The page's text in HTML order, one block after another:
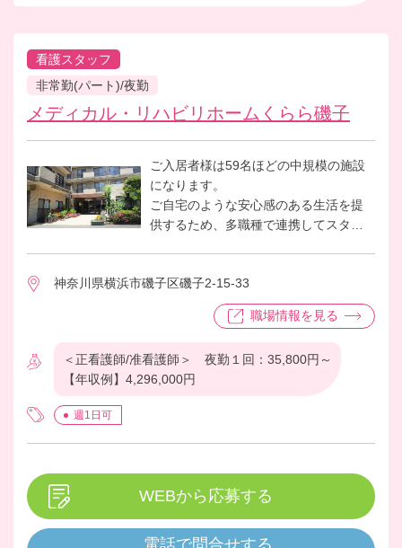
看護スタッフ
非常勤(パート)/夜勤
メディカル・リハビリホームくらら磯子
ご入居者様は59名ほどの中規模の施設
になります。
ご自宅のような安心感のある生活を提
供するため、多職種で連携してスタッ
されていますが、メディカルホームで
すので、医療的なお手伝いが必要な方
もいらっしゃいます。介護職員と連携
置等を行ってもらいます。夜間帯は介
護職員2名、看護職員1名の計3名での勤
神奈川県横浜市磯子区磯子2-15-33
職場情報を見る
＜正看護師/准看護師＞ 夜勤１回：35,800円～
【年収例】4,296,000円
週1日可
WEBから応募する
電話で問合せする